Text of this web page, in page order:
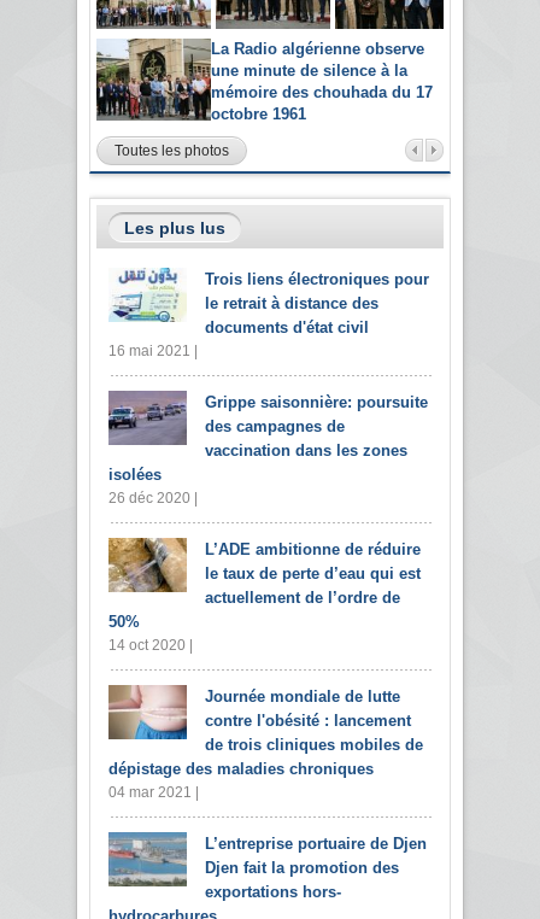
La Radio algérienne observe
une minute de silence à la
mémoire des chouhada du 17
octobre 1961
Toutes les photos
Les plus lus
Trois liens électroniques pour
le retrait à distance des
documents d'état civil
16 mai 2021 |
Grippe saisonnière: poursuite
des campagnes de
vaccination dans les zones
isolées
26 déc 2020 |
L’ADE ambitionne de réduire
le taux de perte d’eau qui est
actuellement de l’ordre de
50%
14 oct 2020 |
Journée mondiale de lutte
contre l'obésité : lancement
de trois cliniques mobiles de
dépistage des maladies chroniques
04 mar 2021 |
L’entreprise portuaire de Djen
Djen fait la promotion des
exportations hors-